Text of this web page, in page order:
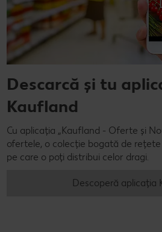
Descarcă și tu
Kaufland
Cu aplicația „Kaufland - Oferte și
ofertele, o colecție bogată de
pe care o poți distribui celor dragi.
Descoperă aplicația